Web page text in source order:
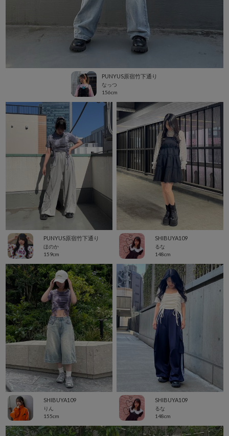
PUNYUS原宿竹下通り
なっつ
156cm
PUNYUS原宿竹下通り
ほのか
159cm
SHIBUYA109
るな
148cm
SHIBUYA109
りん
155cm
SHIBUYA109
るな
148cm